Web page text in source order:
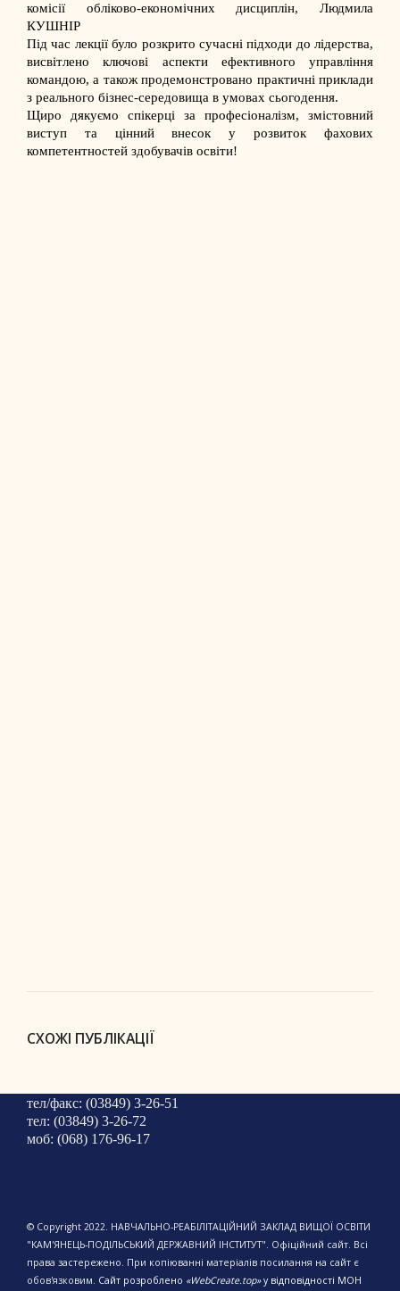
комісії обліково-економічних дисциплін, Людмила
КУШНІР
Під час лекції було розкрито сучасні підходи до лідерства,
висвітлено ключові аспекти ефективного управління
командою, а також продемонстровано практичні приклади
з реального бізнес-середовища в умовах сьогодення.
Щиро дякуємо спікерці за професіоналізм, змістовний
виступ та цінний внесок у розвиток фахових
компетентностей здобувачів освіти!
СХОЖІ ПУБЛІКАЦІЇ
тел/факс: (03849) 3-26-51
тел: (03849) 3-26-72
моб: (068) 176-96-17
© Copyright 2022. НАВЧАЛЬНО-РЕАБІЛІТАЦІЙНИЙ ЗАКЛАД ВИЩОЇ ОСВІТИ
"КАМ'ЯНЕЦЬ-ПОДІЛЬСЬКИЙ ДЕРЖАВНИЙ ІНСТИТУТ". Офіційний сайт. Всі
права застережено. При копіюванні матеріалів посилання на сайт є
обов'язковим. Сайт розроблено «WebCreate.top»у відповідності МОН